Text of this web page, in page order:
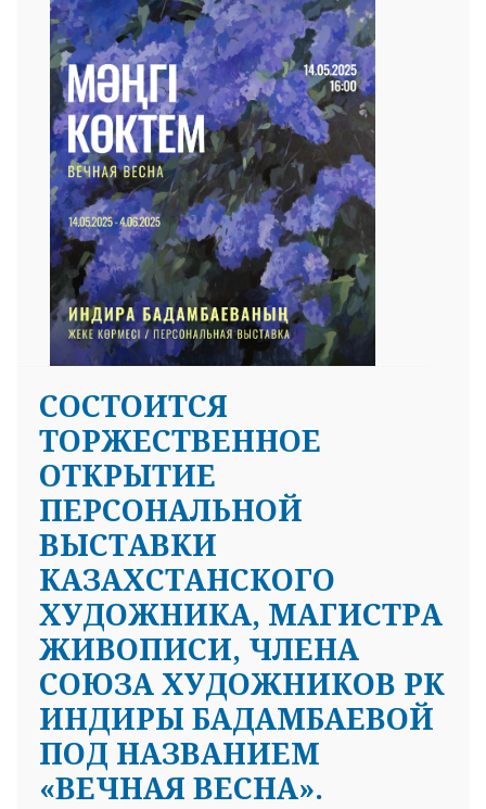
СОСТОИТСЯ
ТОРЖЕСТВЕННОЕ
ОТКРЫТИЕ
ПЕРСОНАЛЬНОЙ
ВЫСТАВКИ
КАЗАХСТАНСКОГО
ХУДОЖНИКА, МАГИСТРА
ЖИВОПИСИ, ЧЛЕНА
СОЮЗА ХУДОЖНИКОВ РК
ИНДИРЫ БАДАМБАЕВОЙ
ПОД НАЗВАНИЕМ
«ВЕЧНАЯ ВЕСНА».